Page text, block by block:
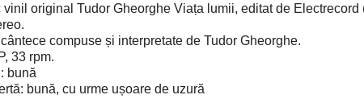
vinil original Tudor Gheorghe Viața lumii, editat de Electrecord
compuse și interpretate de Tudor Gheorghe.
33 rpm.
bună
bună, cu urme ușoare de uzură